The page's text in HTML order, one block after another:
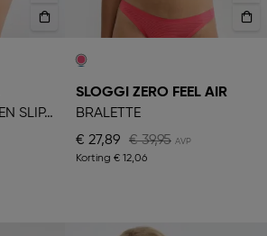
HOOG UITGESNEDEN SLIPJE
SLOGGI ZERO FEEL AIR
BRALETTE
€ 27,89
€ 39,95
Korting € 12,06